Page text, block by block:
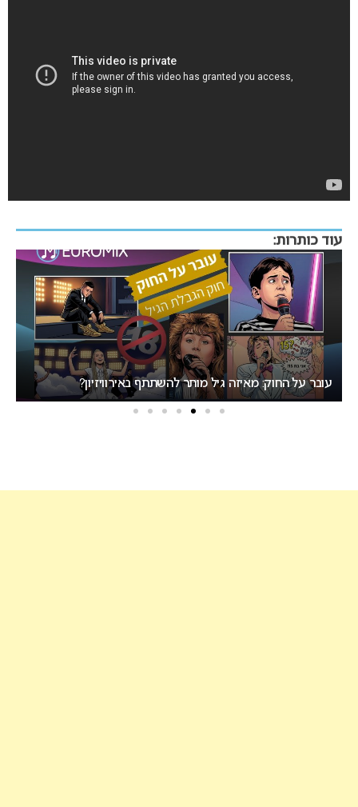
עוד כותרות:
אירוויזיון 2027 בבולגריה: המחלוקת סביב העיר המארחת בנקודת
רתיחה